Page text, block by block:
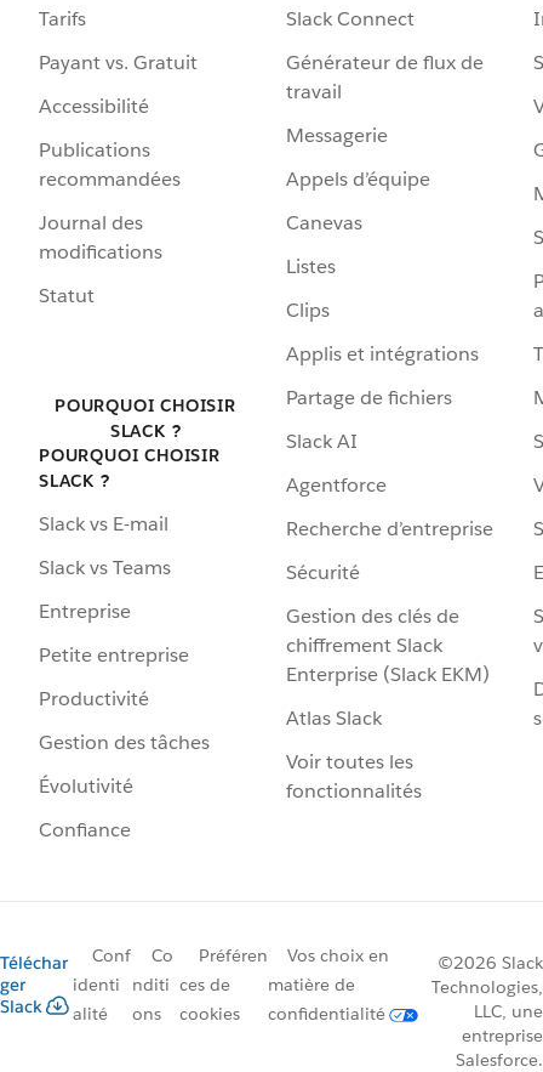
Tarifs
Payant vs. Gratuit
Accessibilité
Publications
recommandées
Journal des
modifications
Statut
POURQUOI CHOISIR
SLACK ?
POURQUOI CHOISIR
SLACK ?
Slack vs E-mail
Slack vs Teams
Entreprise
Petite entreprise
Productivité
Gestion des tâches
Évolutivité
Confiance
Slack Connect
Générateur de flux de
travail
Messagerie
Appels d’équipe
Canevas
Listes
Clips
Applis et intégrations
Partage de fichiers
Slack AI
Agentforce
Recherche d’entreprise
Sécurité
Gestion des clés de
chiffrement Slack
Enterprise (Slack EKM)
Atlas Slack
Voir toutes les
fonctionnalités
Téléchar
ger
Slack
Conf
identi
alité
Co
nditi
ons
Préféren
ces de
cookies
Vos choix en
matière de
confidentialité
©2026 Slack
Technologies,
LLC, une
entreprise
Salesforce.